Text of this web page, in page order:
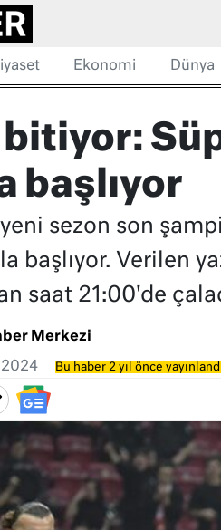
Ekonomi Dünya
bitiyor:
başlıyor
sezon son
başlıyor. Verilen
saat 21:00'de
Merkezi
Bu haber 2 yıl önce